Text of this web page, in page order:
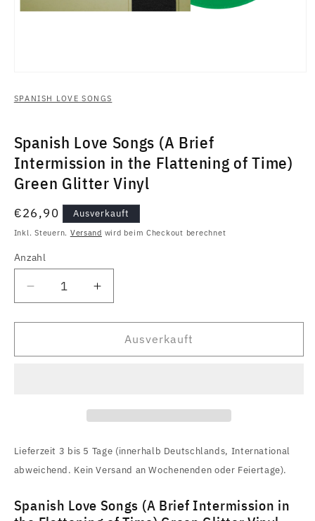
in
SPANISH LOVE SONGS
Spanish Love Songs (A Brief
Intermission in the Flattening of Time)
Green Glitter Vinyl
Normaler
Preis
€26,90 Ausverkauft
Inkl. Steuern. Versand wird beim Checkout berechnet
Anzahl
Anzahl
Verringere
die
Menge
Spanish
in
Flattening
Time)
Erhöhe
die
Menge
Spanish
in
Flattening
Time)
Ausverkauft
Lieferzeit 3 bis 5 Tage (innerhalb Deutschlands, International
abweichend. Kein Versand an Wochenenden oder Feiertage).
Spanish Love Songs (A Brief Intermission in